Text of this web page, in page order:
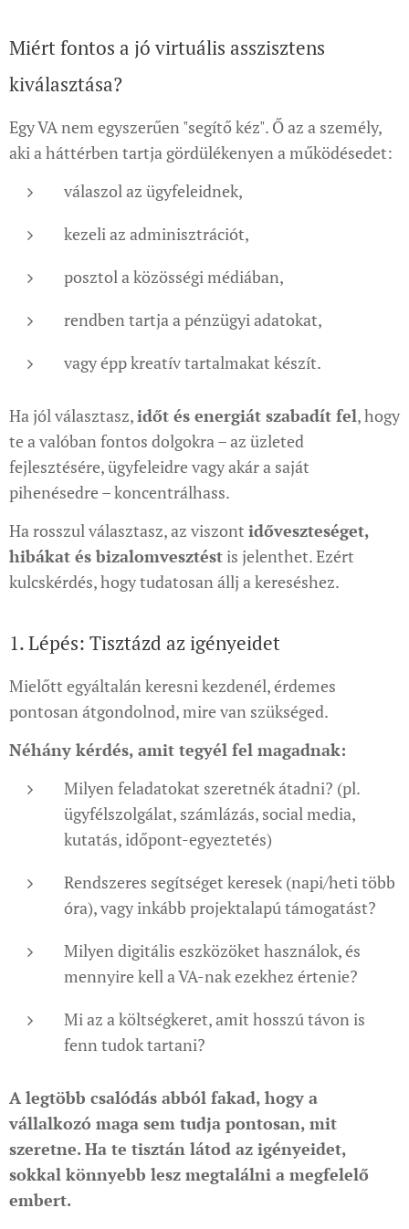
Miért fontos a jó virtuális asszisztens
kiválasztása?
Egy VA nem egyszerűen "segítő kéz". Ő az a személy,
aki a háttérben tartja gördülékenyen a működésedet:
válaszol az ügyfeleidnek,
kezeli az adminisztrációt,
posztol a közösségi médiában,
rendben tartja a pénzügyi adatokat,
vagy épp kreatív tartalmakat készít.
Ha jól választasz,időt és energiát szabadít fel, hogy
te a valóban fontos dolgokra – az üzleted
fejlesztésére, ügyfeleidre vagy akár a saját
pihenésedre – koncentrálhass.
Ha rosszul választasz, az viszont időveszteséget,
hibákat és bizalomvesztést is jelenthet. Ezért
kulcskérdés, hogy tudatosan állj a kereséshez.
1. Lépés: Tisztázd az igényeidet
Mielőtt egyáltalán keresni kezdenél, érdemes
pontosan átgondolnod, mire van szükséged.
Néhány kérdés, amit tegyél fel magadnak:
Milyen feladatokat szeretnék átadni? (pl.
ügyfélszolgálat, számlázás, social media,
kutatás, időpont-egyeztetés)
Rendszeres segítséget keresek (napi/heti több
óra), vagy inkább projektalapú támogatást?
Milyen digitális eszközöket használok, és
mennyire kell a VA-nak ezekhez értenie?
Mi az a költségkeret, amit hosszú távon is
fenn tudok tartani?
A legtöbb csalódás abból fakad, hogy a
vállalkozó maga sem tudja pontosan, mit
szeretne. Ha te tisztán látod az igényeidet,
sokkal könnyebb lesz megtalálni a megfelelő
embert.